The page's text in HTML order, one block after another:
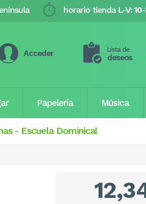
horario tienda L-V:
Acceder Lista de
deseos
Papelería Música
- Escuela Dominical